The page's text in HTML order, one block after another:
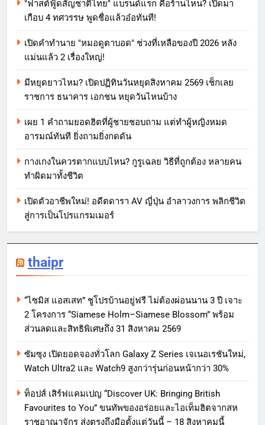
"ฟาสต์ฟู้ดสัญชาติไทย" แบรนด์แรก คือร้านไหน? เปิดมา
เกือบ 4 ทศวรรษ พูดชื่อแล้วอ๋อทันที!
เปิดคำทำนาย "หมอดูตาบอด" ช่วงที่เหลือของปี 2026 หลัง
แม่นแล้ว 2 เรื่องใหญ่!
มีหยุดยาวไหม? เปิดปฏิทินวันหยุดสิงหาคม 2569 เช็กเลย
ราชการ ธนาคาร เอกชน หยุดวันไหนบ้าง
เผย 1 คำถามยอดฮิตที่ผู้ชายชอบถาม แต่ทำผู้หญิงหมด
อารมณ์ทันที ยิ่งถามยิ่งกดดัน
กางเกงในควรตากแบบไหน? กูรูเฉลย วิธีที่ถูกต้อง หลายคน
ทำผิดมาทั้งชีวิต
เปิดตัวอาชีพใหม่! อดีตดารา AV ญี่ปุ่น อำลาวงการ พลิกชีวิต
สู่การเป็นโปรแกรมเมอร์
thaipr
“ไซมิส แอสเสท” ชูโปรบ้านอยู่ฟรี ไม่ต้องผ่อนนาน 3 ปี เจาะ
2 โครงการ “Siamese Holm–Siamese Blossom” พร้อม
ส่วนลดและสิทธิพิเศษถึง 31 สิงหาคม 2569
ซัมซุง เปิดยอดจองทั่วโลก Galaxy Z Series เจเนอเรชันใหม่,
Watch Ultra2 และ Watch9 สูงกว่ารุ่นก่อนหน้ากว่า 30%
ท็อปส์ เสิร์ฟแคมเปญ “Discover UK: Bringing British
Favourites to You” ขนทัพของอร่อยและไอเท็มฮิตจากสห
ราชอาณาจักร ส่งตรงถึงมือตั้งแต่วันนี้ – 18 สิงหาคมนี้